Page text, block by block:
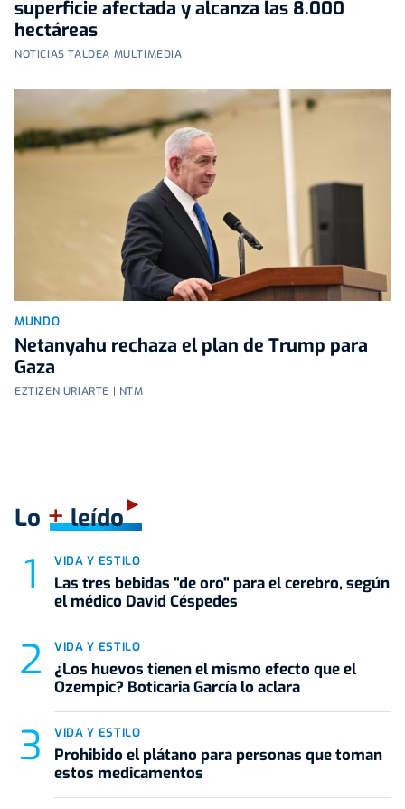
superficie afectada y alcanza las 8.000
hectáreas
NOTICIAS TALDEA MULTIMEDIA
MUNDO
Netanyahu rechaza el plan de Trump para
Gaza
EZTIZEN URIARTE | NTM
Lo +leído
VIDA Y ESTILO
Las tres bebidas "de oro" para el cerebro, según
el médico David Céspedes
VIDA Y ESTILO
¿Los huevos tienen el mismo efecto que el
Ozempic? Boticaria García lo aclara
VIDA Y ESTILO
Prohibido el plátano para personas que toman
estos medicamentos